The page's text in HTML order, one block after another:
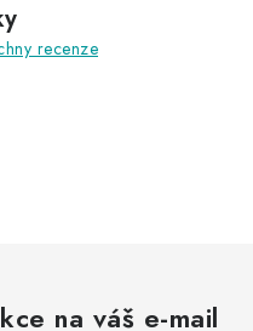
recenze
na váš e-mail